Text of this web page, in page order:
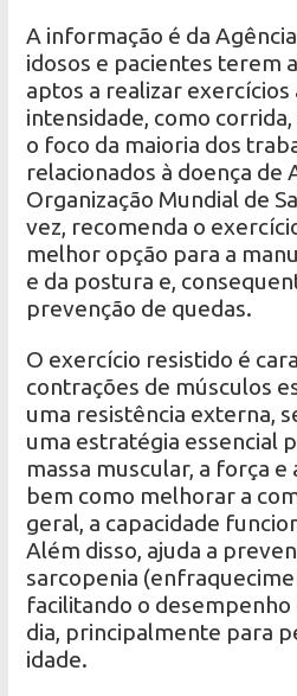
A informação é da
idosos e pacientes terem
aptos a realizar
intensidade, como
o foco da maioria dos
relacionados à doença de
Organização Mundial de
vez, recomenda o
melhor opção para a
e da postura e,
prevenção de quedas.
O exercício resistido é
contrações de músculos
uma resistência externa,
uma estratégia essencial
massa muscular, a força e
bem como melhorar a
geral, a capacidade
Além disso, ajuda a
sarcopenia
facilitando o desempenho
dia, principalmente para
idade.